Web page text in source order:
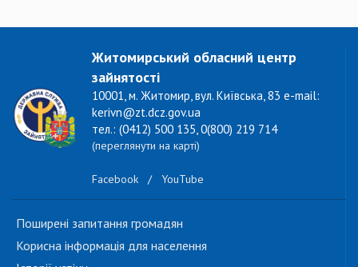
Житомирський обласний центр
зайнятості
10001, м. Житомир, вул. Київська, 83 e-mail:
kerivn@zt.dcz.gov.ua
тел.: (0412) 500 135, 0(800) 219 714
(переглянути на карті)
Facebook / YouTube
Поширені запитання громадян
Корисна інформація для населення